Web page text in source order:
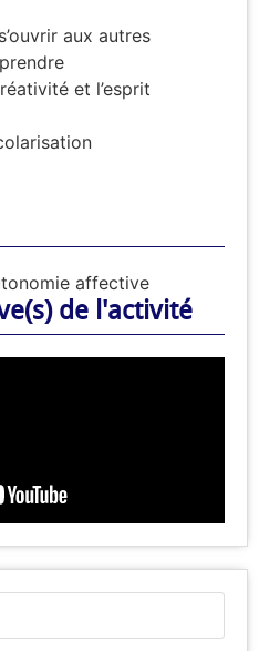
aux autres
et l’esprit
affective
de l'activité